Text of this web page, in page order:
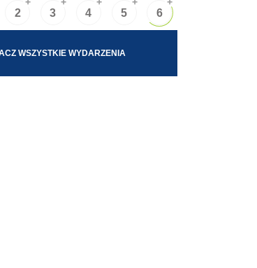
2 3 4 5 6
WSZYSTKIE WYDARZENIA